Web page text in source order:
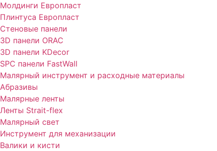
Молдинги Европласт
Плинтуса Европласт
Стеновые панели
3D панели ORAC
3D панели KDecor
SPC панели FastWall
Малярный инструмент и расходные материалы
Абразивы
Малярные ленты
Ленты Strait-flex
Малярный свет
Инструмент для механизации
Валики и кисти